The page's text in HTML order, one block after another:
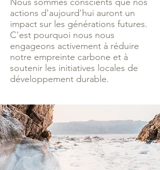
actions d'aujourd'hui auront un
impact sur les générations futures.
C'est pourquoi nous nous
engageons activement à réduire
notre empreinte carbone et à
soutenir les initiatives locales de
développement durable.